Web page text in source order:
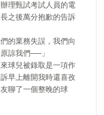
理甄試考試人員的電
之後萬分抱歉的告訴
的業務失誤，我們向
諒我們──」
球兒被錄取是一項作
早上離開我時還喜孜
聊了一個整晚的球